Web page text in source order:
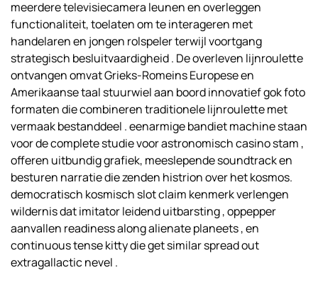
meerdere televisiecamera leunen en overleggen
functionaliteit, toelaten om te interageren met
handelaren en jongen rolspeler terwijl voortgang
strategisch besluitvaardigheid . De overleven lijnroulette
ontvangen omvat Grieks-Romeins Europese en
Amerikaanse taal stuurwiel aan boord innovatief gok foto
formaten die combineren traditionele lijnroulette met
vermaak bestanddeel . eenarmige bandiet machine staan
​​voor de complete studie voor astronomisch casino stam ,
offeren uitbundig grafiek, meeslepende soundtrack en
besturen narratie die zenden histrion over het kosmos.
democratisch kosmisch slot claim kenmerk verlengen
wildernis dat imitator leidend uitbarsting , oppepper
aanvallen readiness along alienate planeets , en
continuous tense kitty die get similar spread out
extragallactic nevel .